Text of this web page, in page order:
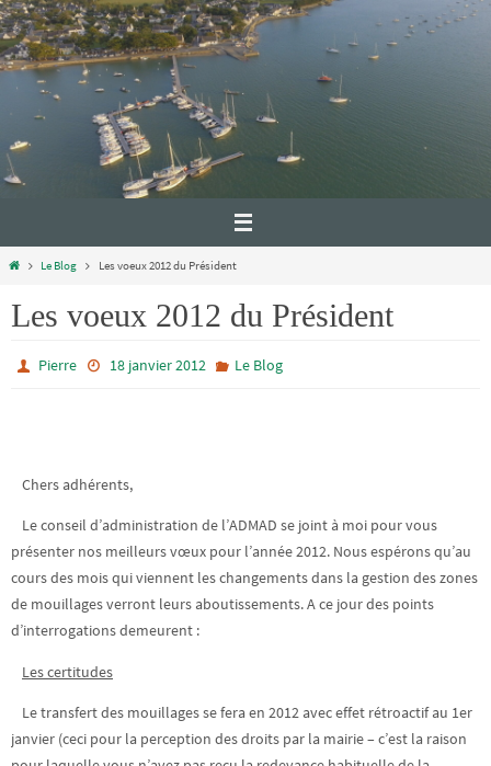
Le Blog Les voeux 2012 du Président
Les voeux 2012 du Président
Pierre 18 janvier 2012 Le Blog
Chers adhérents,
Le conseil d’administration de l’ADMAD se joint à moi pour vous
présenter nos meilleurs vœux pour l’année 2012. Nous espérons qu’au
cours des mois qui viennent les changements dans la gestion des zones
de mouillages verront leurs aboutissements. A ce jour des points
d’interrogations demeurent :
Les certitudes
Le transfert des mouillages se fera en 2012 avec effet rétroactif au 1er
janvier (ceci pour la perception des droits par la mairie – c’est la raison